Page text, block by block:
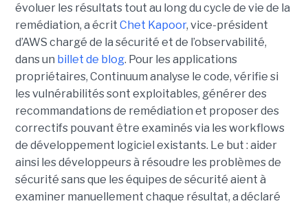
évoluer les résultats tout au long du cycle de vie de la
remédiation, a écrit Chet Kapoor, vice-président
d’AWS chargé de la sécurité et de l’observabilité,
dans un billet de blog. Pour les applications
propriétaires, Continuum analyse le code, vérifie si
les vulnérabilités sont exploitables, générer des
recommandations de remédiation et proposer des
correctifs pouvant être examinés via les workflows
de développement logiciel existants. Le but : aider
ainsi les développeurs à résoudre les problèmes de
sécurité sans que les équipes de sécurité aient à
examiner manuellement chaque résultat, a déclaré